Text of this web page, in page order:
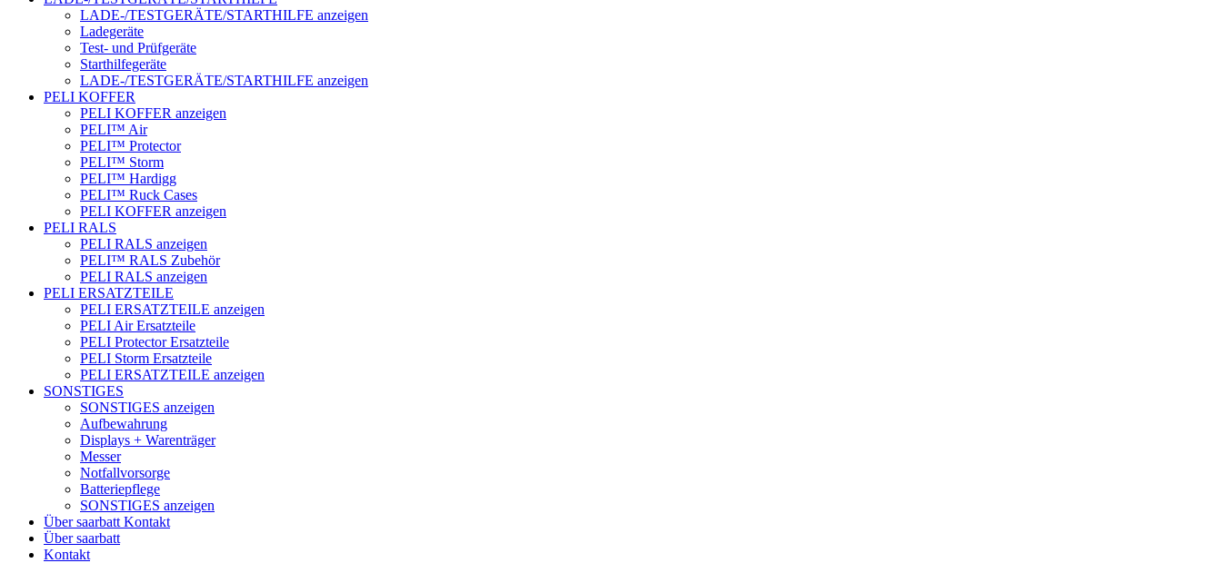
LADE-/TESTGERÄTE/STARTHILFE anzeigen
Ladegeräte
Test- und Prüfgeräte
Starthilfegeräte
LADE-/TESTGERÄTE/STARTHILFE anzeigen
PELI KOFFER
PELI KOFFER anzeigen
PELI™ Air
PELI™ Protector
PELI™ Storm
PELI™ Hardigg
PELI™ Ruck Cases
PELI KOFFER anzeigen
PELI RALS
PELI RALS anzeigen
PELI™ RALS Zubehör
PELI RALS anzeigen
PELI ERSATZTEILE
PELI ERSATZTEILE anzeigen
PELI Air Ersatzteile
PELI Protector Ersatzteile
PELI Storm Ersatzteile
PELI ERSATZTEILE anzeigen
SONSTIGES
SONSTIGES anzeigen
Aufbewahrung
Displays + Warenträger
Messer
Notfallvorsorge
Batteriepflege
SONSTIGES anzeigen
Über saarbatt Kontakt
Über saarbatt
Kontakt